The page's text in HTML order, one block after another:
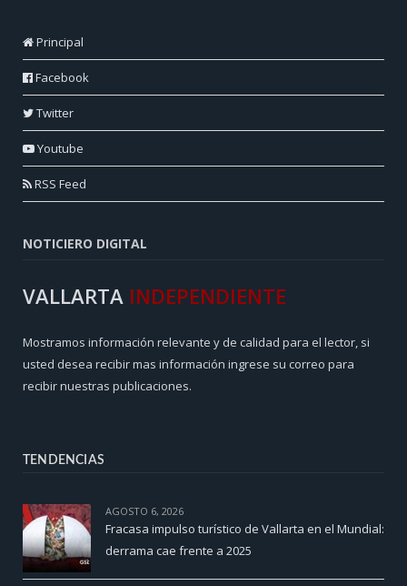
Principal
Facebook
Twitter
Youtube
RSS Feed
NOTICIERO DIGITAL
VALLARTA INDEPENDIENTE
Mostramos información relevante y de calidad para el lector, si
usted desea recibir mas información ingrese su correo para
recibir nuestras publicaciones.
TENDENCIAS
AGOSTO 6, 2026
Fracasa impulso turístico de Vallarta en el Mundial:
derrama cae frente a 2025